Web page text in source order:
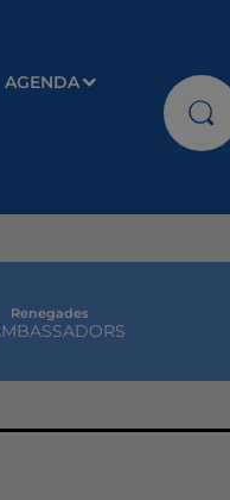
AGENDA
Renegades